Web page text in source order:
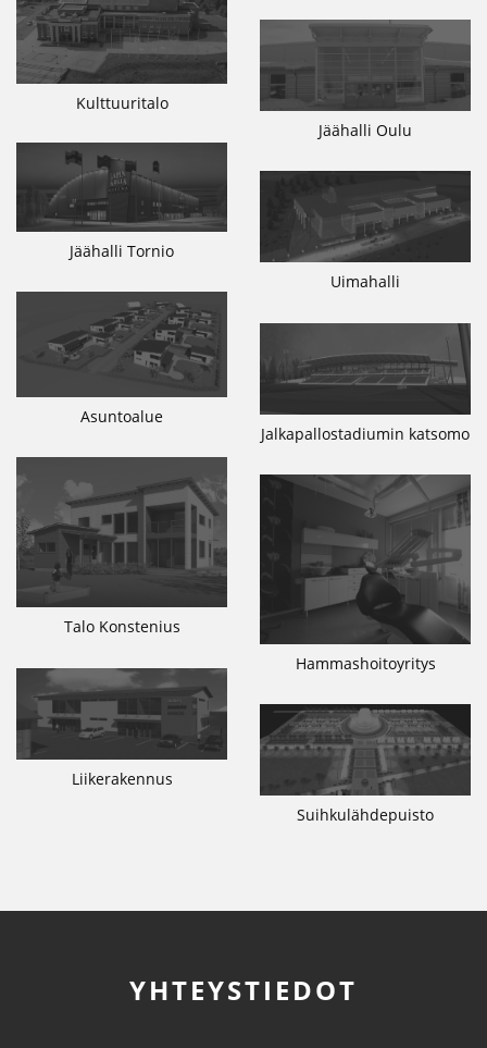
Kulttuuritalo
Jäähalli Oulu
Jäähalli Tornio
Uimahalli
Asuntoalue
Jalkapallostadiumin katsomo
Talo Konstenius
Hammashoitoyritys
Liikerakennus
Suihkulähdepuisto
YHTEYSTIEDOT